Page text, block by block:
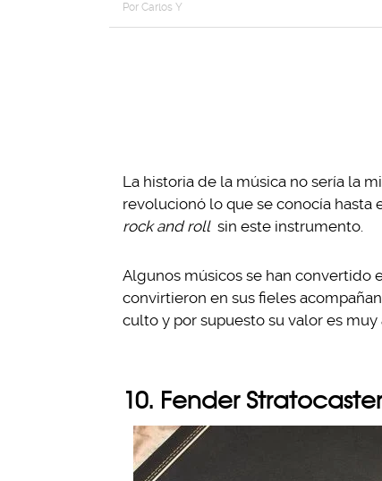
Por Carlos Y
La historia de la música no sería la
revolucionó lo que se conocía
rock and roll sin este instrumento.
Algunos músicos se han convertido
convirtieron en sus fieles
culto y por supuesto su valor es muy
10. Fender